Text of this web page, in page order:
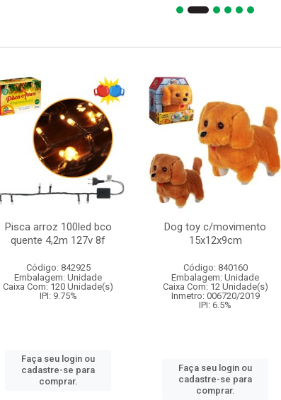
Pisca arroz 100led bco
quente 4,2m 127v 8f
Código: 842925
Embalagem: Unidade
Caixa Com: 120 Unidade(s)
IPI: 9.75%
Faça seu login ou
cadastre-se para
comprar.
Dog toy c/movimento
15x12x9cm
Código: 840160
Embalagem: Unidade
Caixa Com: 12 Unidade(s)
Inmetro: 006720/2019
IPI: 6.5%
Faça seu login ou
cadastre-se para
comprar.